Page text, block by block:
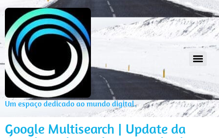
Um espaço dedicado ao mundo digital.
Google Multisearch | Update da